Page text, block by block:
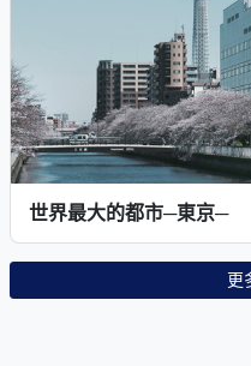
世界最大的都市─東京─
更